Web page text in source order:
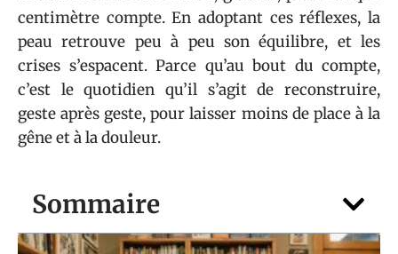
Sommaire
centimètre compte. En adoptant ces réflexes, la
peau retrouve peu à peu son équilibre, et les
crises s’espacent. Parce qu’au bout du compte,
c’est le quotidien qu’il s’agit de reconstruire,
geste après geste, pour laisser moins de place à la
gêne et à la douleur.